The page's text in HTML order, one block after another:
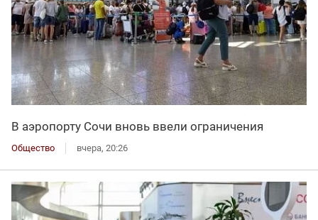
В аэропорту Сочи вновь ввели ограничения
Общество вчера, 20:26